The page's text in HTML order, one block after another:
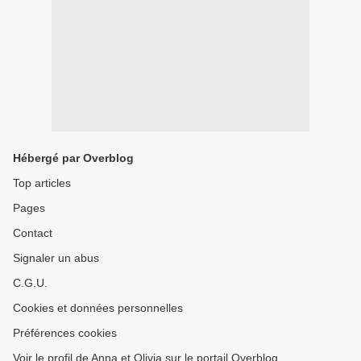
Hébergé par Overblog
Top articles
Pages
Contact
Signaler un abus
C.G.U.
Cookies et données personnelles
Préférences cookies
Voir le profil de Anna et Olivia sur le portail Overblog